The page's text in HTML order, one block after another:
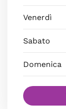
Venerdì
Sabato
Domenica